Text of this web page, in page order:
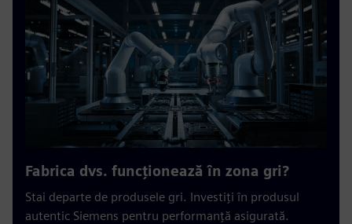
Fabrica dvs. funcționează în zona gri?
Stai departe de produsele gri. Investiți în produsul
autentic Siemens pentru performanță asigurată.